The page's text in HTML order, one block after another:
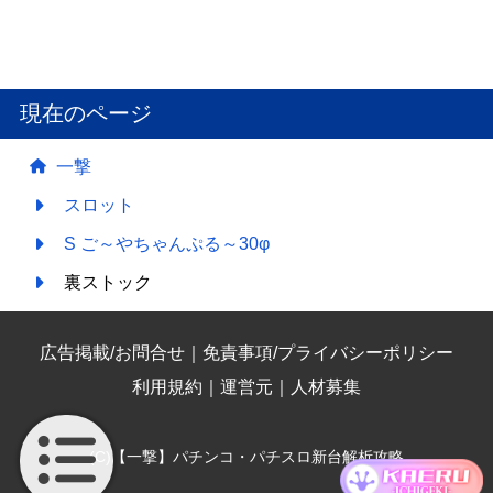
現在のページ
一撃
スロット
S ご～やちゃんぷる～30φ
裏ストック
広告掲載/お問合せ
免責事項/プライバシーポリシー
利用規約
運営元 人材募集
(C)【一撃】パチンコ・パチスロ新台解析攻略